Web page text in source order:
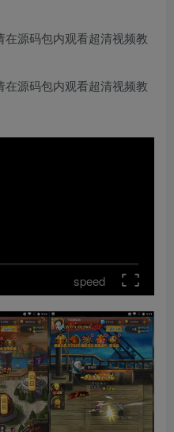
在源码包内观看超清视频教
在源码包内观看超清视频教
speed